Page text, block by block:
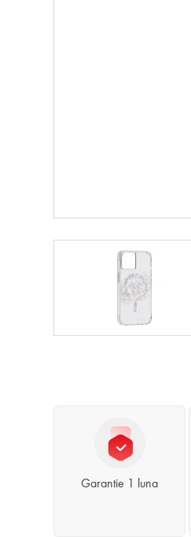
Garantie 1 luna